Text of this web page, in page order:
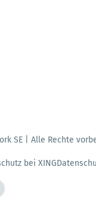
SE | Alle Rechte
bei XING